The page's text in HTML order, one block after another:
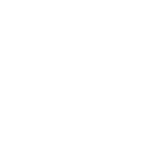
Neste painel da MERGE Madrid,
as abordagens opostas do Genius Act e do
o impacto social das stablecoins na América
por enquanto